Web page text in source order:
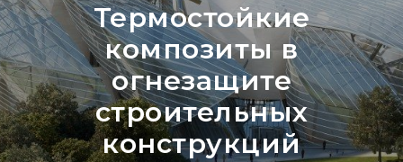
Термостойкие
композиты в
огнезащите
строительных
конструкций